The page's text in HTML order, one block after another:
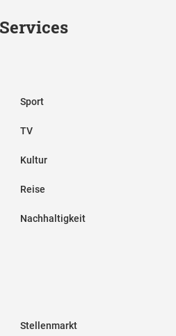
Sport
TV
Kultur
Reise
Nachhaltigkeit
Stellenmarkt